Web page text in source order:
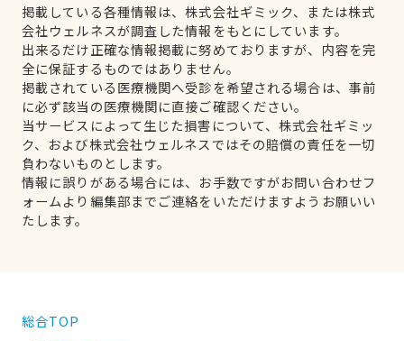
掲載している各種情報は、株式会社ギミック、または株式
会社ウェルネスが調査した情報をもとにしています。
出来るだけ正確な情報掲載に努めておりますが、内容を完
全に保証するものではありません。
掲載されている医療機関へ受診を希望される場合は、事前
に必ず該当の医療機関に直接ご確認ください。
当サービスによって生じた損害について、株式会社ギミッ
ク、および株式会社ウェルネスではその賠償の責任を一切
負わないものとします。
情報に誤りがある場合には、お手数ですがお問い合わせフ
ォームより編集部までご連絡をいただけますようお願いい
たします。
総合TOP